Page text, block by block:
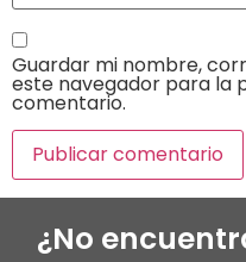
Guardar mi nombre,
este navegador para la
comentario.
¿No